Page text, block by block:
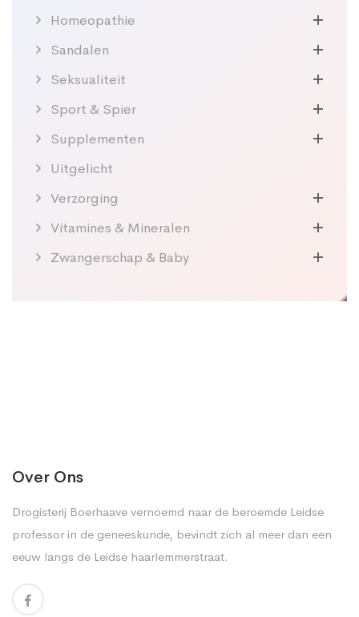
Homeopathie
Sandalen
Seksualiteit
Sport & Spier
Supplementen
Uitgelicht
Verzorging
Vitamines & Mineralen
Zwangerschap & Baby
Over Ons
Drogisterij Boerhaave vernoemd naar de beroemde Leidse
professor in de geneeskunde, bevindt zich al meer dan een
eeuw langs de Leidse haarlemmerstraat.